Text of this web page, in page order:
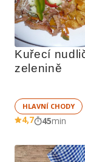
Kuřecí
zelenině
HLAVNÍ CHODY
4,7 45min